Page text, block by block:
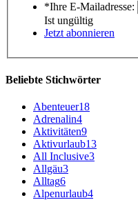
*Ihre E-Mailadresse:
Ist ungültig
Jetzt abonnieren
Beliebte Stichwörter
Abenteuer18
Adrenalin4
Aktivitäten9
Aktivurlaub13
All Inclusive3
Allgäu3
Alltag6
Alpenurlaub4